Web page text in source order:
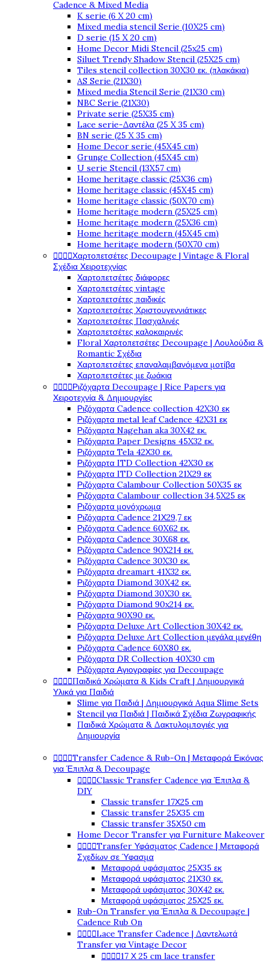
Cadence & Mixed Media
K serie (6 X 20 cm)
Mixed media stencil Serie (10X25 cm)
D serie (15 X 20 cm)
Home Decor Midi Stencil (25x25 cm)
Siluet Trendy Shadow Stencil (25X25 cm)
Tiles stencil collection 30X30 εκ. (πλακάκια)
AS Serie (21X30)
Mixed media Stencil Serie (21X30 cm)
NBC Serie (21X30)
Private serie (25X35 cm)
Lace serie-Δαντέλα (25 X 35 cm)
BN serie (25 X 35 cm)
Home Decor serie (45X45 cm)
Grunge Collection (45X45 cm)
U serie Stencil (13X57 cm)
Home heritage classic (25X36 cm)
Home heritage classic (45X45 cm)
Home heritage classic (50X70 cm)
Home heritage modern (25X25 cm)
Home heritage modern (25X36 cm)
Home heritage modern (45X45 cm)
Home heritage modern (50X70 cm)
Χαρτοπετσέτες Decoupage | Vintage & Floral
Σχέδια Χειροτεχνίας
Χαρτοπετσέτες διάφορες
Χαρτοπετσέτες vintage
Χαρτοπετσέτες παιδικές
Χαρτοπετσέτες Χριστουγεννιάτικες
Χαρτοπετσέτες Πασχαλινές
Χαρτοπετσέτες καλοκαιρινές
Floral Χαρτοπετσέτες Decoupage | Λουλούδια &
Romantic Σχέδια
Χαρτοπετσέτες επαναλαμβανόμενα μοτίβα
Χαρτοπετσέτες με ζωάκια
Ριζόχαρτα Decoupage | Rice Papers για
Χειροτεχνία & Δημιουργίες
Ριζόχαρτα Cadence collection 42X30 εκ
Ριζόχαρτα metal leaf Cadence 42X31 εκ
Ριζόχαρτα Nagehan aka 30X42 εκ.
Ριζόχαρτα Paper Designs 45X32 εκ.
Ριζόχαρτα Tela 42Χ30 εκ.
Ριζόχαρτα ITD Collection 42X30 εκ
Ριζόχαρτα ITD Collection 21X29 εκ
Ριζόχαρτα Calambour Collection 50X35 εκ
Ριζόχαρτα Calambour collection 34,5X25 εκ
Ριζόχαρτα μονόχρωμα
Ριζόχαρτα Cadence 21Χ29,7 εκ
Ριζόχαρτα Cadence 60X62 εκ.
Ριζόχαρτα Cadence 30X68 εκ.
Ριζόχαρτα Cadence 90X214 εκ.
Ριζόχαρτα Cadence 30X30 εκ.
Ριζόχαρτα dreamart 41X32 εκ.
Ριζόχαρτα Diamond 30X42 εκ.
Ριζόχαρτα Diamond 30X30 εκ.
Ριζόχαρτα Diamond 90x214 εκ.
Ριζόχαρτα 90X90 εκ.
Ριζόχαρτα Deluxe Art Collection 30X42 εκ.
Ριζόχαρτα Deluxe Art Collection μεγάλα μεγέθη
Ριζόχαρτα Cadence 60X80 εκ.
Ριζόχαρτα DR Collection 40X30 cm
Ριζόχαρτα Αγιογραφίες για Decoupage
Παιδικά Χρώματα & Kids Craft | Δημιουργικά
Υλικά για Παιδιά
Slime για Παιδιά | Δημιουργικά Aqua Slime Sets
Stencil για Παιδιά | Παιδικά Σχέδια Ζωγραφικής
Παιδικά Χρώματα & Δακτυλομπογιές για
Δημιουργία
Transfer Cadence & Rub-On | Μεταφορά Εικόνας
για Έπιπλα & Decoupage
Classic Transfer Cadence για Έπιπλα &
DIY
Classic transfer 17Χ25 cm
Classic transfer 25Χ35 cm
Classic transfer 35Χ50 cm
Home Decor Transfer για Furniture Makeover
Transfer Υφάσματος Cadence | Μεταφορά
Σχεδίων σε Ύφασμα
Μεταφορά υφάσματος 25Χ35 εκ
Μεταφορά υφάσματος 21Χ30 εκ.
Μεταφορά υφάσματος 30Χ42 εκ.
Μεταφορά υφάσματος 25Χ25 εκ.
Rub-On Transfer για Έπιπλα & Decoupage |
Cadence Rub On
Lace Transfer Cadence | Δαντελωτά
Transfer για Vintage Decor
17 Χ 25 cm lace transfer